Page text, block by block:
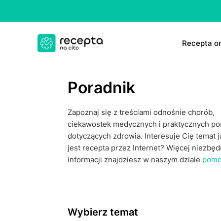
Rесерtа
E-
Poradnik
Zapoznaj się z treściami odnośnie chorób,
ciekawostek medycznych i praktycznych
dotyczących zdrowia. Interesuje Cię temat
jest recepta przez Internet? Więcej
informacji znajdziesz w naszym dziale
Wybierz temat